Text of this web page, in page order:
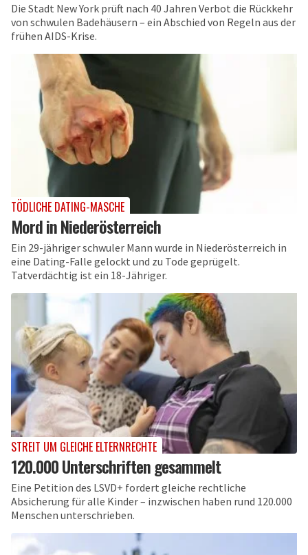
Die Stadt New York prüft nach 40 Jahren Verbot die Rückkehr
von schwulen Badehäusern – ein Abschied von Regeln aus der
frühen AIDS-Krise.
TÖDLICHE DATING-MASCHE
Mord in Niederösterreich
Ein 29-jähriger schwuler Mann wurde in Niederösterreich in
eine Dating-Falle gelockt und zu Tode geprügelt.
Tatverdächtig ist ein 18-Jähriger.
STREIT UM GLEICHE ELTERNRECHTE
120.000 Unterschriften gesammelt
Eine Petition des LSVD+ fordert gleiche rechtliche
Absicherung für alle Kinder – inzwischen haben rund 120.000
Menschen unterschrieben.